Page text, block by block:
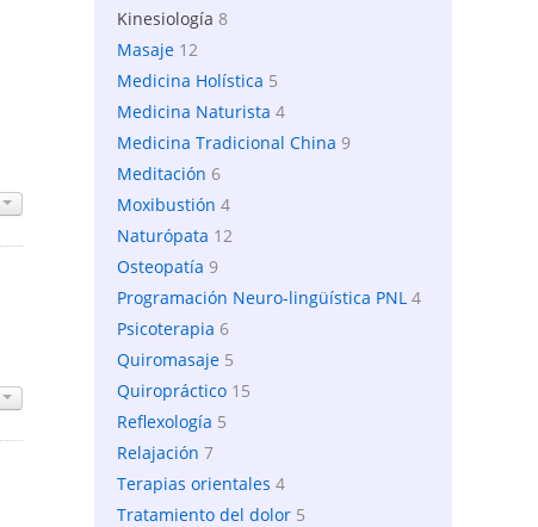
Kinesiología 8
Masaje 12
Medicina Holística 5
Medicina Naturista 4
Medicina Tradicional China 9
Meditación 6
Moxibustión 4
Naturópata 12
Osteopatía 9
Programación Neuro-lingüística PNL 4
Psicoterapia 6
Quiromasaje 5
Quiropráctico 15
Reflexología 5
Relajación 7
Terapias orientales 4
Tratamiento del dolor 5